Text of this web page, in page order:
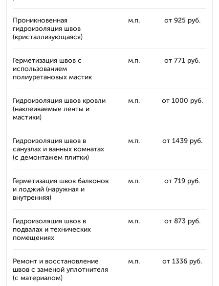
Проникновенная
гидроизоляция швов
(кристаллизующаяся)
м.п. от 925 руб.
Герметизация швов с
использованием
полиуретановых мастик
м.п. от 771 руб.
Гидроизоляция швов кровли
(наклеиваемые ленты и
мастики)
м.п. от 1000 руб.
Гидроизоляция швов в
санузлах и ванных комнатах
(с демонтажем плитки)
м.п. от 1439 руб.
Герметизация швов балконов
и лоджий (наружная и
внутренняя)
м.п. от 719 руб.
Гидроизоляция швов в
подвалах и технических
помещениях
м.п. от 873 руб.
Ремонт и восстановление
швов с заменой уплотнителя
(с материалом)
м.п. от 1336 руб.